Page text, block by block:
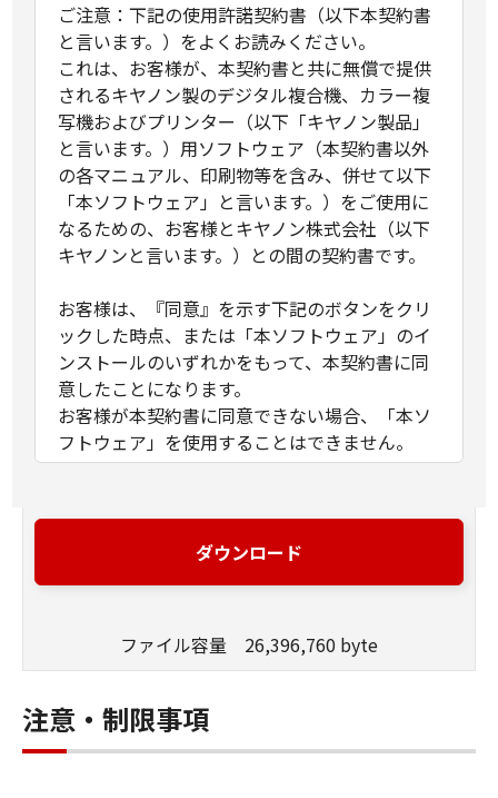
ご注意：下記の使用許諾契約書（以下本契約書
と言います。）をよくお読みください。
これは、お客様が、本契約書と共に無償で提供
されるキヤノン製のデジタル複合機、カラー複
写機およびプリンター（以下「キヤノン製品」
と言います。）用ソフトウェア（本契約書以外
の各マニュアル、印刷物等を含み、併せて以下
「本ソフトウェア」と言います。）をご使用に
なるための、お客様とキヤノン株式会社（以下
キヤノンと言います。）との間の契約書です。
お客様は、『同意』を示す下記のボタンをクリ
ックした時点、または「本ソフトウェア」のイ
ンストールのいずれかをもって、本契約書に同
意したことになります。
お客様が本契約書に同意できない場合、「本ソ
フトウェア」を使用することはできません。
(1) キヤノンは、お客様が「キヤノン製品」を利
用する目的のために、「キヤノン製品」に直接
（本契約書においては、「本ソフトウェア」を
ること、またはコンピューターにおいて表示す
ること、アクセスすること、もしくは実行する
ことのいずれも含むものとします。）するため
ダウンロード
ファイル容量 26,396,760 byte
注意・制限事項